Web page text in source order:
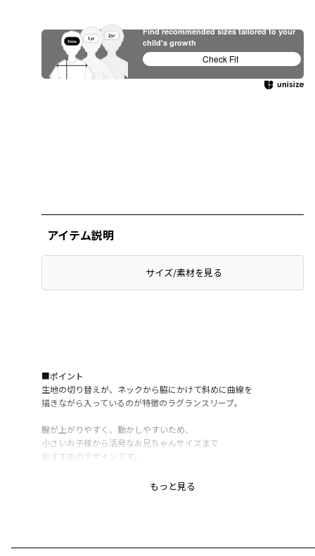
アイテム説明
サイズ/素材を見る
■ポイント
生地の切り替えが、ネックから脇にかけて斜めに曲線を
描きながら入っているのが特徴のラグランスリーブ。
腕が上がりやすく、動かしやすいため、
小さいお子様から活発なお兄ちゃんサイズまで
おすすめのデザインです。
カジュアルだけどキレイめにも着られるように
男の子だけじゃなく、女の子にもおすすめ〇
もっと見る
Find recommended sizes tailored to your
child's growth
Check Fit